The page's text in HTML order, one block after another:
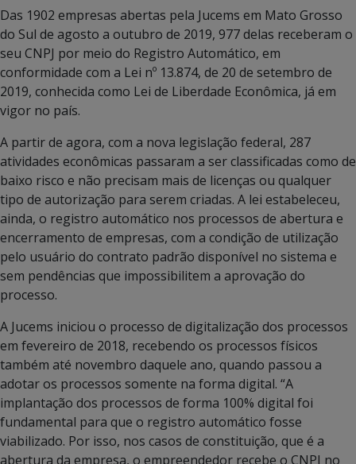
Das 1902 empresas abertas pela Jucems em Mato Grosso
do Sul de agosto a outubro de 2019, 977 delas receberam o
seu CNPJ por meio do Registro Automático, em
conformidade com a Lei nº 13.874, de 20 de setembro de
2019, conhecida como Lei de Liberdade Econômica, já em
vigor no país.
A partir de agora, com a nova legislação federal, 287
atividades econômicas passaram a ser classificadas como de
baixo risco e não precisam mais de licenças ou qualquer
tipo de autorização para serem criadas. A lei estabeleceu,
ainda, o registro automático nos processos de abertura e
encerramento de empresas, com a condição de utilização
pelo usuário do contrato padrão disponível no sistema e
sem pendências que impossibilitem a aprovação do
processo.
A Jucems iniciou o processo de digitalização dos processos
em fevereiro de 2018, recebendo os processos físicos
também até novembro daquele ano, quando passou a
adotar os processos somente na forma digital. “A
implantação dos processos de forma 100% digital foi
fundamental para que o registro automático fosse
viabilizado. Por isso, nos casos de constituição, que é a
abertura da empresa, o empreendedor recebe o CNPJ no